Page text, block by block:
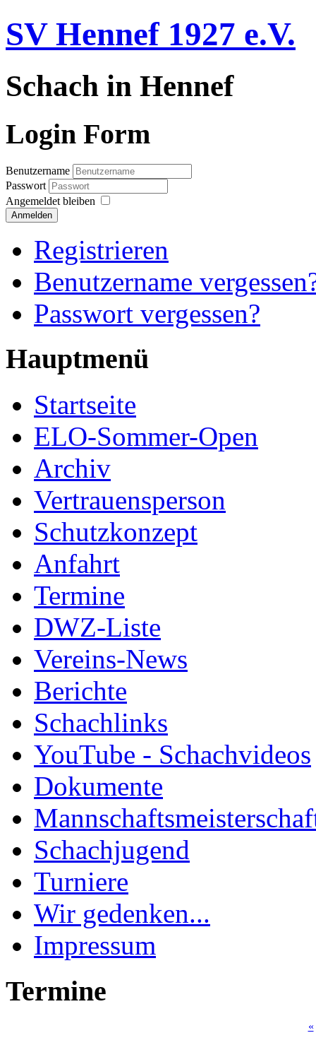
SV Hennef 1927 e.V.
Schach in Hennef
Login Form
Benutzername
Passwort
Angemeldet bleiben
Anmelden
Registrieren
Benutzername
Passwort vergessen?
Hauptmenü
Startseite
ELO-Sommer-Open
Archiv
Vertrauensperson
Schutzkonzept
Anfahrt
Termine
DWZ-Liste
Vereins-News
Berichte
Schachlinks
YouTube - Schachvideos
Dokumente
Schachjugend
Turniere
Wir gedenken...
Impressum
Termine
«